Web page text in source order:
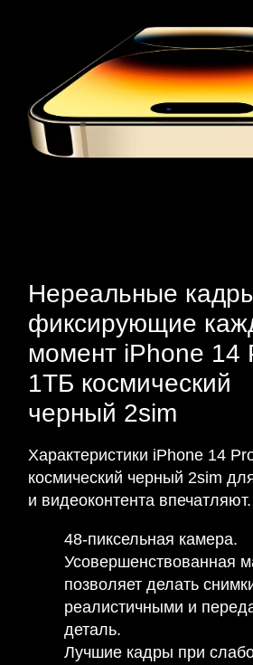
Нереальные
фиксирующие
момент iPhone 14
1ТБ космический
черный 2sim
Характеристики iPhone 14
космический черный 2sim
и видеоконтента впечатляют.
48-пиксельная камера.
Усовершенствованная
позволяет делать
реалистичными и
деталь.
Лучшие кадры при